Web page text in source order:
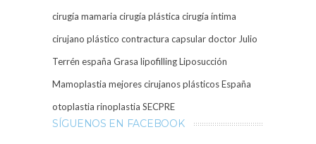
cirugía mamaria cirugía plástica cirugía íntima
cirujano plástico contractura capsulardoctor Julio
Terrén españa Grasa lipofillingLiposucción
Mamoplastia mejores cirujanos plásticos España
otoplastia rinoplastia SECPRE
SÍGUENOS EN FACEBOOK